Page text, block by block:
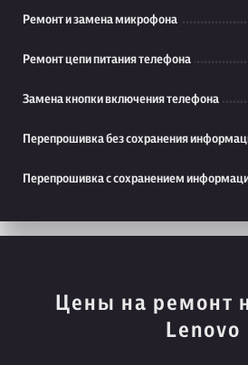
Ремонт и замена микрофона
Ремонт цепи питания телефона
Замена кнопки включения телефона
Перепрошивка без сохранения
Перепрошивка с сохранением
Цены на ремонт
Lenovo